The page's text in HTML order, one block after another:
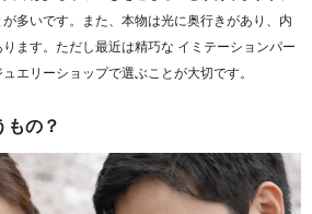
多いです。また、本物は光に奥行きがあり、内
ます。ただし最近は精巧な イミテーションパー
エリーショップで選ぶことが大切です。
の？